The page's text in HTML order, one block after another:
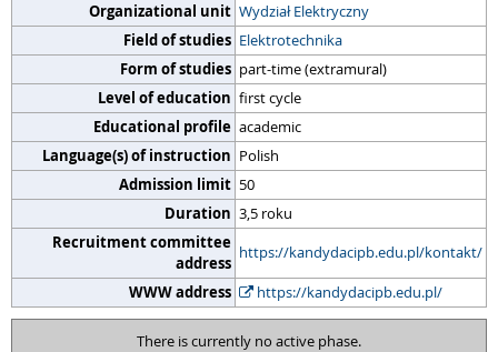
Organizational unit Wydział Elektryczny
Field of studies Elektrotechnika
Form of studies part-time (extramural)
Level of education first cycle
Educational profile academic
Language(s) of instruction Polish
Admission limit 50
Duration 3,5 roku
Recruitment committee
address
https://kandydacipb.edu.pl/kontakt/
WWW address
https://kandydacipb.edu.pl/
There is currently no active phase.